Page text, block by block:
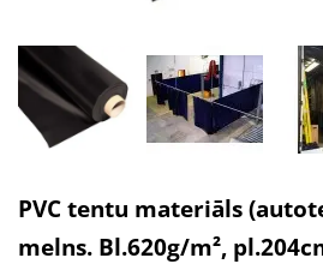
PVC tentu materiāls
melns. Bl.620g/m²,